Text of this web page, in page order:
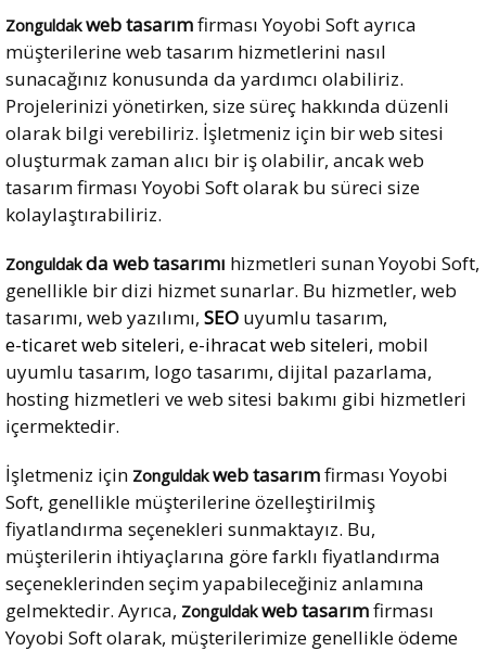
Zonguldakweb tasarımfirması Yoyobi Soft ayrıca
müşterilerine web tasarım hizmetlerini nasıl
sunacağınız konusunda da yardımcı olabiliriz.
Projelerinizi yönetirken, size süreç hakkında düzenli
olarak bilgi verebiliriz. İşletmeniz için bir web sitesi
oluşturmak zaman alıcı bir iş olabilir, ancak web
tasarım firması Yoyobi Soft olarak bu süreci size
kolaylaştırabiliriz.
Zonguldakda web tasarımı hizmetleri sunan Yoyobi Soft,
genellikle bir dizi hizmet sunarlar. Bu hizmetler, web
tasarımı, web yazılımı, SEO uyumlu tasarım,
e-ticaret web siteleri, e-ihracat web siteleri, mobil
uyumlu tasarım, logo tasarımı, dijital pazarlama,
hosting hizmetleri ve web sitesi bakımı gibi hizmetleri
içermektedir.
İşletmeniz için Zonguldakweb tasarımfirması Yoyobi
Soft, genellikle müşterilerine özelleştirilmiş
fiyatlandırma seçenekleri sunmaktayız. Bu,
müşterilerin ihtiyaçlarına göre farklı fiyatlandırma
seçeneklerinden seçim yapabileceğiniz anlamına
gelmektedir. Ayrıca, Zonguldakweb tasarımfirması
Yoyobi Soft olarak, müşterilerimize genellikle ödeme